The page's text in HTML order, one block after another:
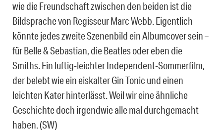
wie die Freundschaft zwischen den beiden ist die
Bildsprache von Regisseur Marc Webb. Eigentlich
könnte jedes zweite Szenenbild ein Albumcover sein –
für Belle & Sebastian, die Beatles oder eben die
Smiths. Ein luftig-leichter Independent-Sommerfilm,
der belebt wie ein eiskalter Gin Tonic und einen
leichten Kater hinterlässt. Weil wir eine ähnliche
Geschichte doch irgendwie alle mal durchgemacht
haben. (SW)